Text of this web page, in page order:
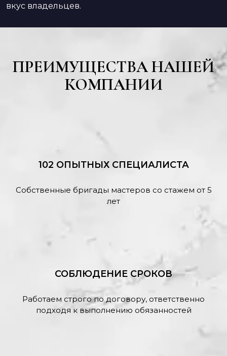
вкус владельцев.
ПРЕИМУЩЕСТВА НАШЕЙ
КОМПАНИИ
102 ОПЫТНЫХ СПЕЦИАЛИСТА
Собственные бригады мастеров со стажем от 5
лет
СОБЛЮДЕНИЕ СРОКОВ
Работаем строго по договору, ответственно
подходя к выполнению обязанностей